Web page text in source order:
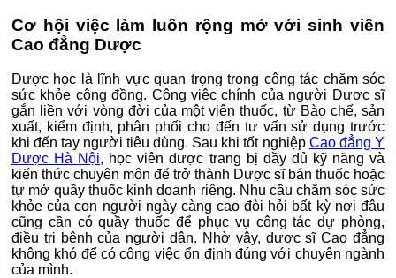
Cơ hội việc làm luôn rộng mở với sinh viên
Cao đẳng Dược
Dược học là lĩnh vực quan trọng trong công tác chăm sóc
sức khỏe cộng đồng. Công việc chính của người Dược sĩ
gắn liền với vòng đời của một viên thuốc, từ Bào chế, sản
xuất, kiểm định, phân phối cho đến tư vấn sử dụng trước
khi đến tay người tiêu dùng. Sau khi tốt nghiệp Cao đẳng Y
Dược Hà Nội, học viên được trang bị đầy đủ kỹ năng và
kiến thức chuyên môn để trở thành Dược sĩ bán thuốc hoặc
tự mở quầy thuốc kinh doanh riêng. Nhu cầu chăm sóc sức
khỏe của con người ngày càng cao đòi hỏi bất kỳ nơi đâu
cũng cần có quầy thuốc để phục vụ công tác dự phòng,
điều trị bệnh của người dân. Nhờ vậy, dược sĩ Cao đẳng
không khó để có công việc ổn định đúng với chuyên ngành
của mình.